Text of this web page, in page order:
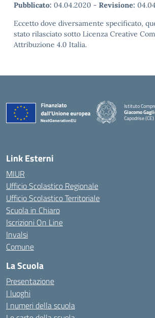
Pubblicato: 04.04.2020 - Revisione:
Eccetto dove diversamente specificato,
stato rilasciato sotto Licenza Creative
Attribuzione 4.0 Italia.
Istituto
Giacomo
Capodrise (CE)
— Visita la
Link Esterni
MIUR
Ufficio Scolastico Regionale
Ufficio Scolastico Territoriale
Scuola in Chiaro
Iscrizioni On Line
Invalsi
Comune
La Scuola
Presentazione
I luoghi
I numeri della scuola